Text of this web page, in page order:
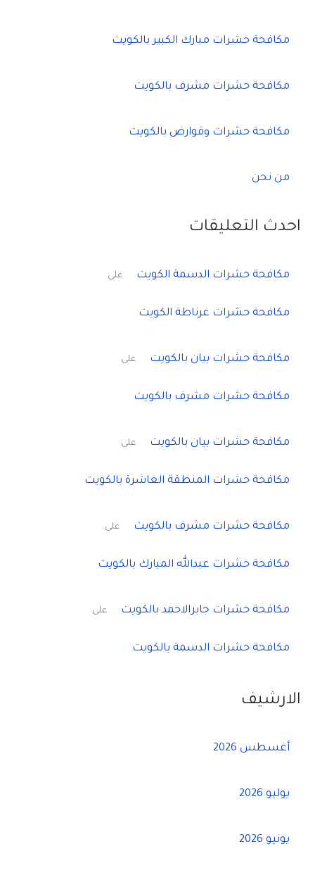
مكافحة حشرات مبارك الكبير بالكويت
مكافحة حشرات مشرف بالكويت
مكافحة حشرات وقوارض بالكويت
من نحن
احدث التعليقات
مكافحة حشرات الدسمة الكويت على
مكافحة حشرات غرناطة الكويت
مكافحة حشرات بيان بالكويت على
مكافحة حشرات مشرف بالكويت
مكافحة حشرات بيان بالكويت على
مكافحة حشرات المنطقة العاشرة بالكويت
مكافحة حشرات مشرف بالكويت على
مكافحة حشرات عبدالله المبارك بالكويت
مكافحة حشرات جابرالاحمد بالكويت على
مكافحة حشرات الدسمة بالكويت
الارشيف
أغسطس 2026
يوليو 2026
يونيو 2026